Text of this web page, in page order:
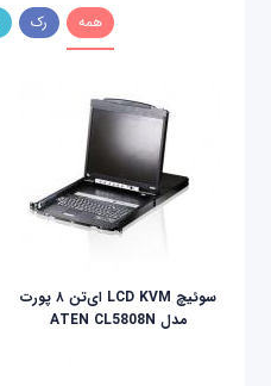
همه رک
سوئيچ LCD KVM ای‌تن ۸ پورت
مدل ATEN CL5808N